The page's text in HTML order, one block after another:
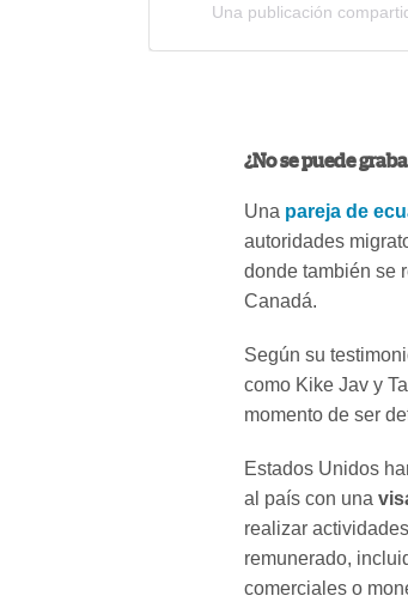
Una publicación
¿No se puede
Una pareja de
autoridades
donde también se
Canadá.
Según su
como Kike Jav y
momento de ser
Estados Unidos
al país con una
realizar
remunerado,
comerciales o